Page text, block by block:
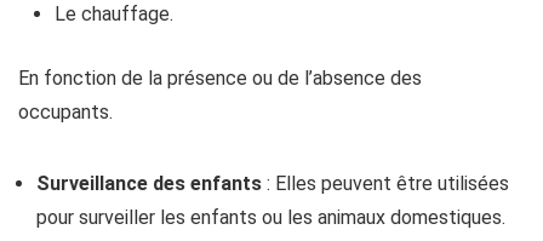
Le chauffage.
En fonction de la présence ou de l’absence des
occupants.
Surveillance des enfants : Elles peuvent être utilisées
pour surveiller les enfants ou les animaux domestiques.